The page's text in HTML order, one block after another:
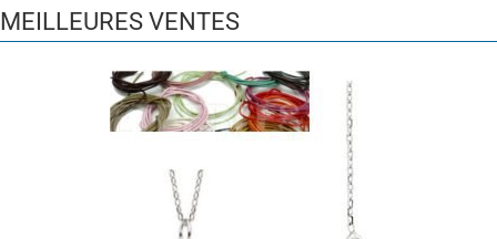
MEILLEURES VENTES